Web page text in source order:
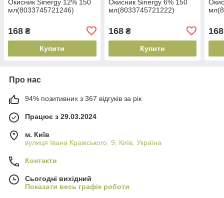
Окисник Sinergy 12% 150
мл(8033745721246)
168 ₴
Купити
Окисник Sinergy 6% 150
мл(8033745721222)
168₴
Купити
168
Про нас
94% позитивних з 367 відгуків за рік
Працює з 29.03.2024
м. Київ
вулиця Івана Крамського, 9, Київ, Україна
Контакти
Сьогодні вихідний
Показати весь графік роботи